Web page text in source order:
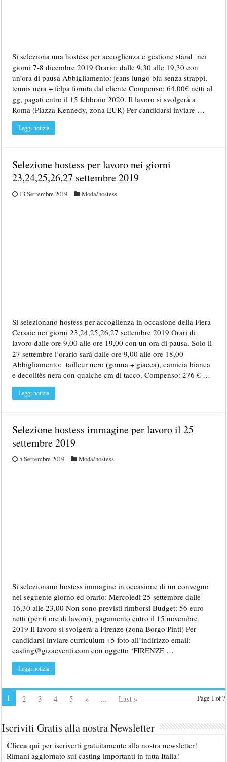
Si seleziona una hostess per accoglienza e gestione stand nei
giorni 7-8 dicembre 2019 Orario: dalle 9,30 alle 19,30 con
un’ora di pausa Abbigliamento: jeans lungo blu senza strappi,
tennis nera + felpa fornita dal cliente Compenso: 64,00€ netti al
gg, pagati entro il 15 febbraio 2020. Il lavoro si svolgerà a
Roma (Piazza Kennedy, zona EUR) Per candidarsi inviare …
Leggi notizia
Selezione hostess per lavoro nei giorni
23,24,25,26,27 settembre 2019
13 Settembre 2019 Moda/hostess
Si selezionano hostess per accoglienza in occasione della Fiera
Cersaie nei giorni 23,24,25,26,27 settembre 2019 Orari di
lavoro dalle ore 9,00 alle ore 19,00 con un ora di pausa. Solo il
27 settembre l’orario sarà dalle ore 9,00 alle ore 18,00
Abbigliamento: tailleur nero (gonna + giacca), camicia bianca
e decolltès nera con qualche cm di tacco. Compenso: 276 € …
Leggi notizia
Selezione hostess immagine per lavoro il 25
settembre 2019
5 Settembre 2019 Moda/hostess
Si selezionano hostess immagine in occasione di un convegno
nel seguente giorno ed orario: Mercoledì 25 settembre dalle
16,30 alle 23,00 Non sono previsti rimborsi Budget: 56 euro
netti (per 6 ore di lavoro), pagamento entro il 15 novembre
2019 Il lavoro si svolgerà a Firenze (zona Borgo Pinti) Per
candidarsi inviare curriculum +5 foto all’indirizzo email:
casting@gizaeventi.com con oggetto ‘FIRENZE …
Leggi notizia
Page 1 of 7
1 2 3 4 5 » ... Last »
Iscriviti Gratis alla nostra Newsletter
Clicca qui per iscriverti gratuitamente alla nostra newsletter!
Rimani aggiornato sui casting importanti in tutta Italia!